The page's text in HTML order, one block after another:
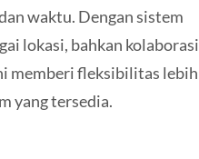
waktu. Dengan sistem
lokasi, bahkan kolaborasi
memberi fleksibilitas lebih
yang tersedia.